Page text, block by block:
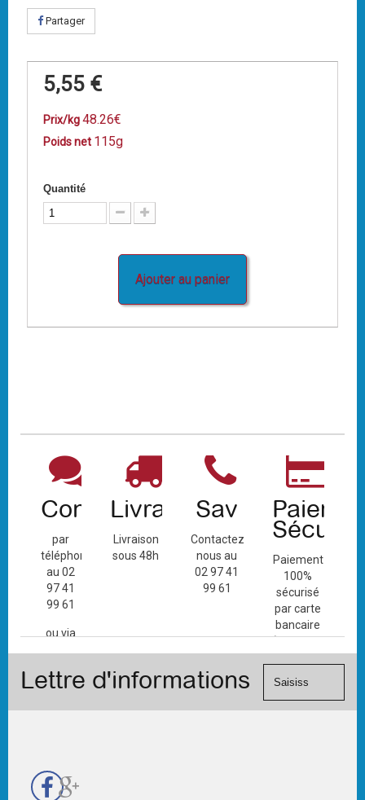
Partager
5,55 €
Prix/kg48.26€
Poids net 115g
Quantité
Ajouter au panier
Contact
par
téléphone
au 02
97 41
99 61
ou via
de
Livraison
Livraison
sous 48h
Sav
Contactez-
nous au
02 97 41
99 61
Paiement
100%
sécurisé
par carte
bancaire
(Mastercard,
Visa, ...) et
Lettre d'informations